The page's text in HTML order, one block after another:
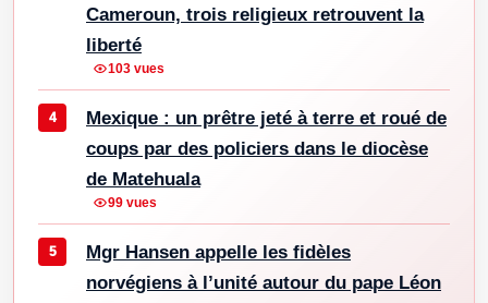
Cameroun, trois religieux retrouvent la
liberté
103 vues
Mexique : un prêtre jeté à terre et roué de
coups par des policiers dans le diocèse
de Matehuala
99 vues
Mgr Hansen appelle les fidèles
norvégiens à l’unité autour du pape Léon